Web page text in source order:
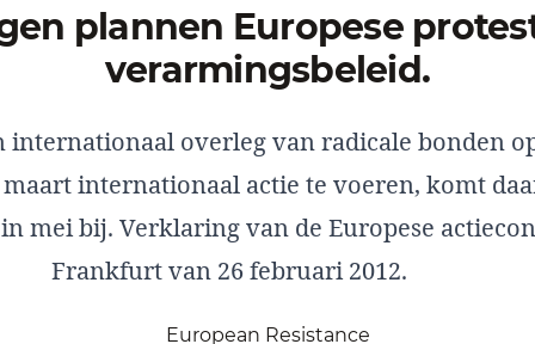
verarmingsbeleid.
internationaal overleg van radicale bonden
internationaal actie te voeren, komt
mei bij. Verklaring van de Europese
Frankfurt van 26 februari 2012.
European Resistance